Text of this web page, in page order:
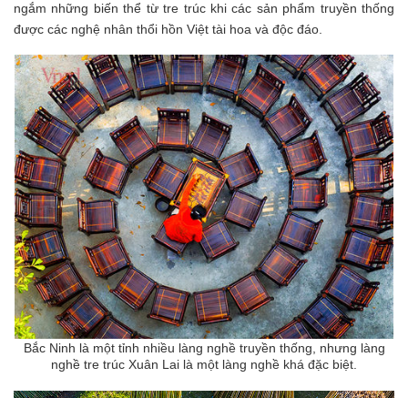
ngắm những biến thể từ tre trúc khi các sản phẩm truyền thống
được các nghệ nhân thổi hồn Việt tài hoa và độc đáo.
Bắc Ninh là một tỉnh nhiều làng nghề truyền thống, nhưng làng
nghề tre trúc Xuân Lai là một làng nghề khá đặc biệt.